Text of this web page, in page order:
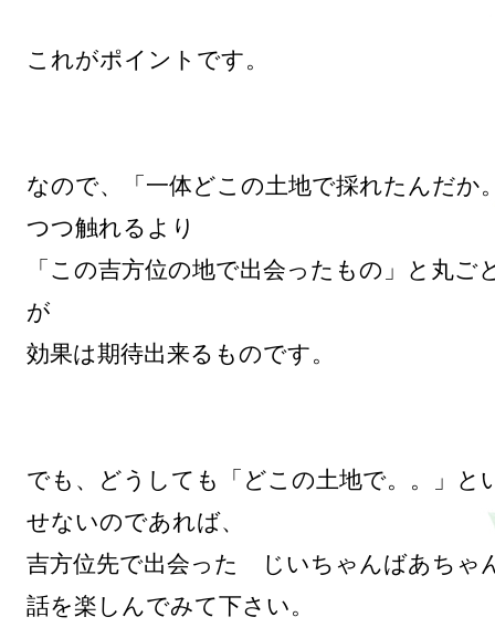
これがポイントです。
なので、「一体どこの土地で採れたんだか
つつ触れるより
「この吉方位の地で出会ったもの」と丸ご
が
効果は期待出来るものです。
でも、どうしても「どこの土地で。。」と
せないのであれば、
吉方位先で出会った　じいちゃんばあちゃ
話を楽しんでみて下さい。